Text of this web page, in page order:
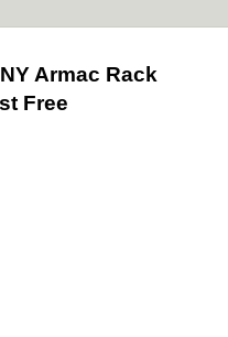
Armac Rack
Free